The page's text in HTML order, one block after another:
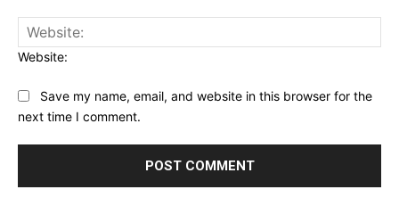
Website:
Save my name, email, and website in this browser for the
next time I comment.